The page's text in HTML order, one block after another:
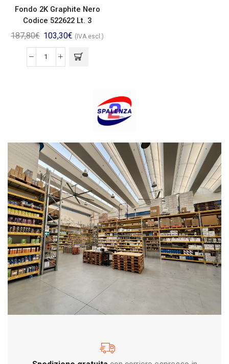
Fondo 2K Graphite Nero
Codice 522622 Lt. 3
187,80€ 103,30€ (IVA escl.)